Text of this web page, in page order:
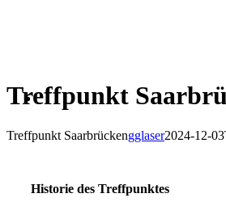
Treffpunkt
Treffpunkt Saarbrückengglaser2024-12-
Historie des Treffpunktes